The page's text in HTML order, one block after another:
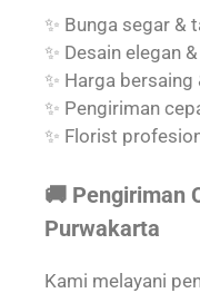
✨ Bunga segar &
✨ Desain elegan
✨ Harga
✨ Pengiriman
✨ Florist
🚚 Pengiriman
Purwakarta
Kami melayani